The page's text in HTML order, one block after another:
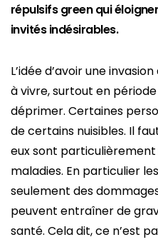
répulsifs green qui
invités indésirables.
L’idée d’avoir une
à vivre, surtout en
déprimer. Certaines
de certains nuisibles. Il
eux sont
maladies. En particulier
seulement des
peuvent entraîner de
santé. Cela dit, ce n’est